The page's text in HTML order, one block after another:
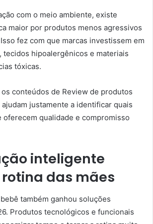
com o meio ambiente, existe
maior por produtos menos agressivos
fez com que marcas investissem em
tecidos hipoalergênicos e materiais
tóxicas.
os conteúdos de Review de produtos
justamente a identificar quais
oferecem qualidade e compromisso
inteligente
das mães
também ganhou soluções
Produtos tecnológicos e funcionais